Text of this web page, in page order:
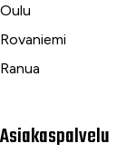
Oulu
Rovaniemi
Ranua
Asiakaspalvelu